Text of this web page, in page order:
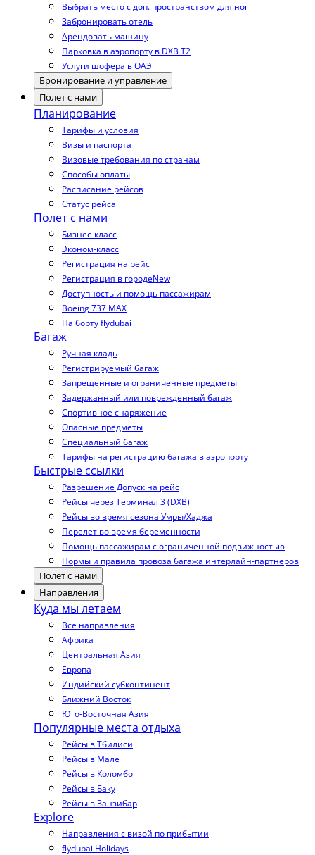
Выбрать место с доп. пространством для ног
Забронировать отель
Арендовать машину
Парковка в аэропорту в DXB T2
Услуги шофера в ОАЭ
Бронирование и управление
Полет с нами
Планирование
Тарифы и условия
Визы и паспорта
Визовые требования по странам
Способы оплаты
Расписание рейсов
Статус рейса
Полет с нами
Бизнес-класс
Эконом-класс
Регистрация на рейс
Регистрация в городеNew
Доступность и помощь пассажирам
Boeing 737 MAX
На борту flydubai
Багаж
Ручная кладь
Регистрируемый багаж
Запрещенные и ограниченные предметы
Задержанный или поврежденный багаж
Спортивное снаряжение
Опасные предметы
Специальный багаж
Тарифы на регистрацию багажа в аэропорту
Быстрые ссылки
Разрешение Допуск на рейс
Рейсы через Терминал 3 (DXB)
Рейсы во время сезона Умры/Хаджа
Перелет во время беременности
Помощь пассажирам с ограниченной подвижностью
Нормы и правила провоза багажа интерлайн-партнеров
Полет с нами
Направления
Куда мы летаем
Все направления
Африка
Центральная Азия
Европа
Индийский субконтинент
Ближний Восток
Юго-Восточная Азия
Популярные места отдыха
Рейсы в Тбилиси
Рейсы в Мале
Рейсы в Коломбо
Рейсы в Баку
Рейсы в Занзибар
Explore
Направления с визой по прибытии
flydubai Holidays